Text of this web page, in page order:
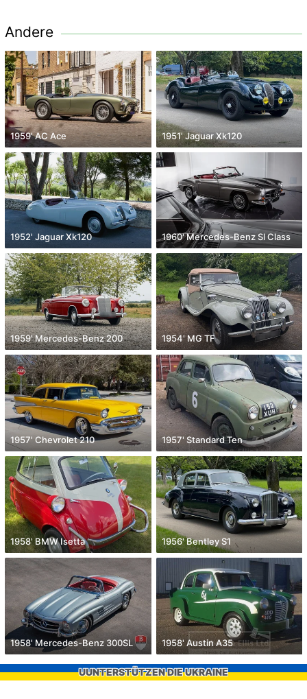
Andere
1959' AC Ace 1951' Jaguar Xk120
1952' Jaguar Xk120 1960' Mercedes-Benz Sl Class
1959' Mercedes-Benz 200 1954' MG TF
1957' Chevrolet 210 1957' Standard Ten
1958' BMW Isetta 1956' Bentley S1
1958' Mercedes-Benz 300SL 1958' Austin A35
UUNTERSTÜTZEN DIE UKRAINE